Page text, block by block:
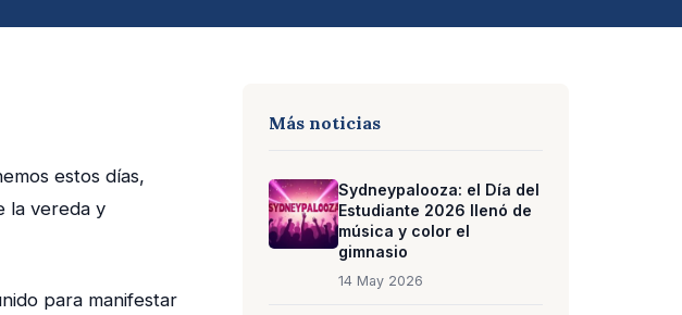
estos días,
la vereda y
para manifestar
Más noticias
Sydneypalooza: el Día del
Estudiante 2026 llenó de
música y color el
gimnasio
14 May 2026